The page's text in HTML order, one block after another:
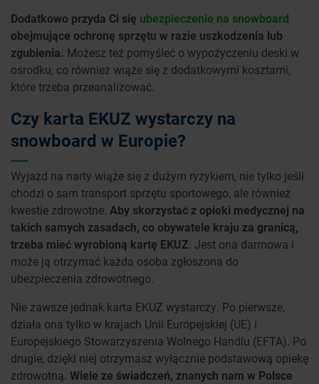
Dodatkowo przyda Ci się ubezpieczenie na snowboard
obejmujące ochronę sprzętu w razie uszkodzenia lub
zgubienia. Możesz też pomyśleć o wypożyczeniu deski w
ośrodku, co również wiąże się z dodatkowymi kosztami,
które trzeba przeanalizować.
Czy karta EKUZ wystarczy na
snowboard w Europie?
Wyjazd na narty wiąże się z dużym ryzykiem, nie tylko jeśli
chodzi o sam transport sprzętu sportowego, ale również
kwestie zdrowotne. Aby skorzystać z opieki medycznej na
takich samych zasadach, co obywatele kraju za granicą,
trzeba mieć wyrobioną kartę EKUZ. Jest ona darmowa i
może ją otrzymać każda osoba zgłoszona do
ubezpieczenia zdrowotnego.
Nie zawsze jednak karta EKUZ wystarczy. Po pierwsze,
działa ona tylko w krajach Unii Europejskiej (UE) i
Europejskiego Stowarzyszenia Wolnego Handlu (EFTA). Po
drugie, dzięki niej otrzymasz wyłącznie podstawową opiekę
zdrowotną. Wiele ze świadczeń, znanych nam w Polsce